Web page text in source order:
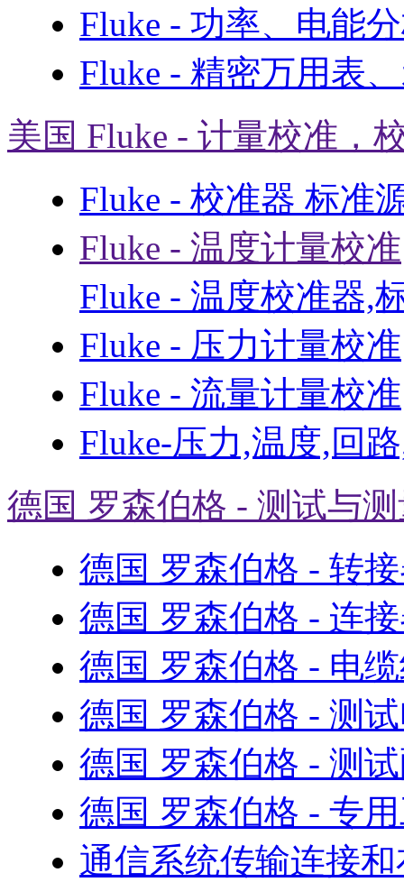
Fluke - 功率、电能
Fluke - 精密万用表
美国 Fluke - 计量校准，
Fluke - 校准器 标准
Fluke - 温度计量校准
Fluke - 温度校准器,
Fluke - 压力计量校准
Fluke - 流量计量校准
Fluke-压力,温度,回
德国 罗森伯格 - 测试与
德国 罗森伯格 - 转
德国 罗森伯格 - 连
德国 罗森伯格 - 电
德国 罗森伯格 - 测
德国 罗森伯格 - 测
德国 罗森伯格 - 专
通信系统传输连接